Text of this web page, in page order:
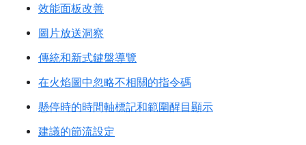
效能面板改善
圖片放送洞察
傳統和新式鍵盤導覽
在火焰圖中忽略不相關的指令碼
懸停時的時間軸標記和範圍醒目顯示
建議的節流設定